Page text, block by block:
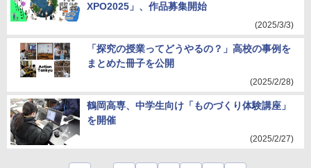
XPO2025」、作品募集開始
(2025/3/3)
「探究の授業ってどうやるの？」高校の事例を
まとめた冊子を公開
(2025/2/28)
鶴岡高専、中学生向け「ものづくり体験講座」
を開催
(2025/2/27)